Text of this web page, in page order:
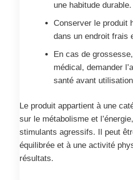
une habitude durable.
Conserver le produit
dans un endroit frais
En cas de
médical, demander
santé avant
Le produit appartient à une
sur le métabolisme et
stimulants agressifs. Il peut
équilibrée et à une activité
résultats.